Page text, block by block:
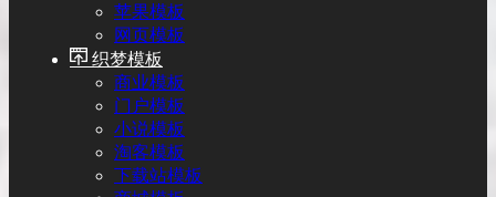
苹果模板
网页模板
织梦模板
商业模板
门户模板
小说模板
淘客模板
下载站模板